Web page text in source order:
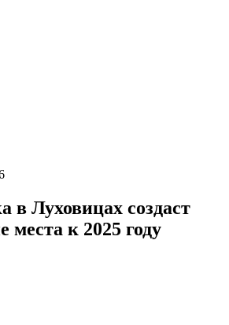
в Луховицах создаст
места к 2025 году